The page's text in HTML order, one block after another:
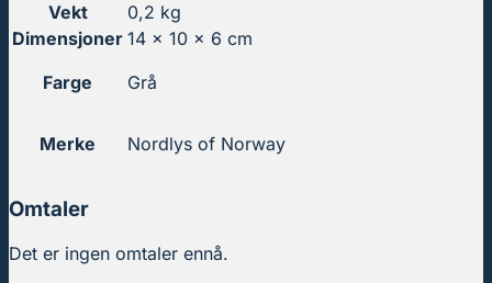
Vekt
0,2 kg
Dimensjoner 14 × 10 × 6 cm
Farge
Grå
Merke Nordlys of Norway
Omtaler
Det er ingen omtaler ennå.